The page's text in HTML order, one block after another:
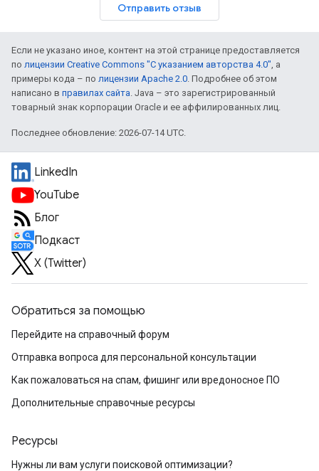
Отправить отзыв
Если не указано иное, контент на этой странице предоставляется
по лицензии Creative Commons "С указанием авторства 4.0", а
примеры кода – по лицензии Apache 2.0. Подробнее об этом
написано в правилах сайта. Java – это зарегистрированный
товарный знак корпорации Oracle и ее аффилированных лиц.
Последнее обновление: 2026-07-14 UTC.
LinkedIn
YouTube
Блог
Подкаст
X (Twitter)
Обратиться за помощью
Перейдите на справочный форум
Отправка вопроса для персональной консультации
Как пожаловаться на спам, фишинг или вредоносное ПО
Дополнительные справочные ресурсы
Ресурсы
Нужны ли вам услуги поисковой оптимизации?